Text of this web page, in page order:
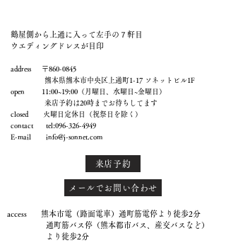
鶴屋側から上通に入って左手の７軒目
ウエディングドレスが目印
address 〒860-0845
熊本県熊本市中央区上通町1-17 ソネットビル1F
open 11:00~19:00（月曜日、水曜日~金曜日）
来店予約は20時までお待ちしてます
closed 火曜日定休日（祝祭日を除く）
contact tel:096-326-4949
E-mail info@j-sonnet.com
来店予約
メールでお問い合わせ
access 熊本市電（路面電車）通町筋電停より徒歩2分
通町筋バス停（熊本都市バス、産交バスなど）
より徒歩2分